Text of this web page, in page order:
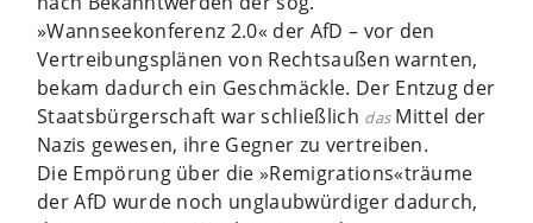
»Wannseekonferenz 2.0« der AfD – vor den
Vertreibungsplänen von Rechtsaußen warnten,
bekam dadurch ein Geschmäckle. Der Entzug der
Staatsbürgerschaft war schließlich dasMittel der
Nazis gewesen, ihre Gegner zu vertreiben.
Die Empörung über die »Remigrations«träume
der AfD wurde noch unglaubwürdiger dadurch,